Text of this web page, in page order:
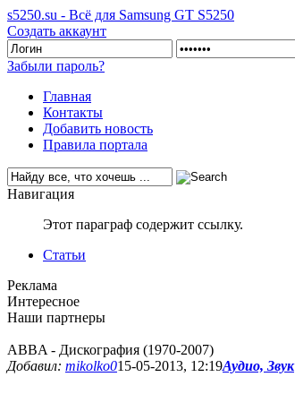
s5250.su - Всё для Samsung GT S5250
Создать аккаунт
Забыли пароль?
Главная
Контакты
Добавить новость
Правила портала
Навигация
Этот параграф содержит ссылку.
Статьи
Реклама
Интересное
Наши партнеры
ABBA - Дискография (1970-2007)
Добавил: mikolko015-05-2013, 12:19Аудио, Звук